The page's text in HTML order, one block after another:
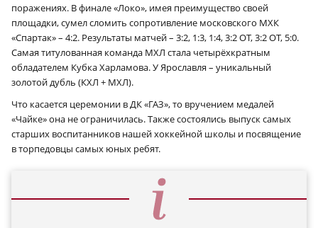
поражениях. В финале «Локо», имея преимущество своей
площадки, сумел сломить сопротивление московского МХК
«Спартак» – 4:2. Результаты матчей – 3:2, 1:3, 1:4, 3:2 ОТ, 3:2 ОТ, 5:0.
Самая титулованная команда МХЛ стала четырёхкратным
обладателем Кубка Харламова. У Ярославля – уникальный
золотой дубль (КХЛ + МХЛ).
Что касается церемонии в ДК «ГАЗ», то вручением медалей
«Чайке» она не ограничилась. Также состоялись выпуск самых
старших воспитанников нашей хоккейной школы и посвящение
в торпедовцы самых юных ребят.